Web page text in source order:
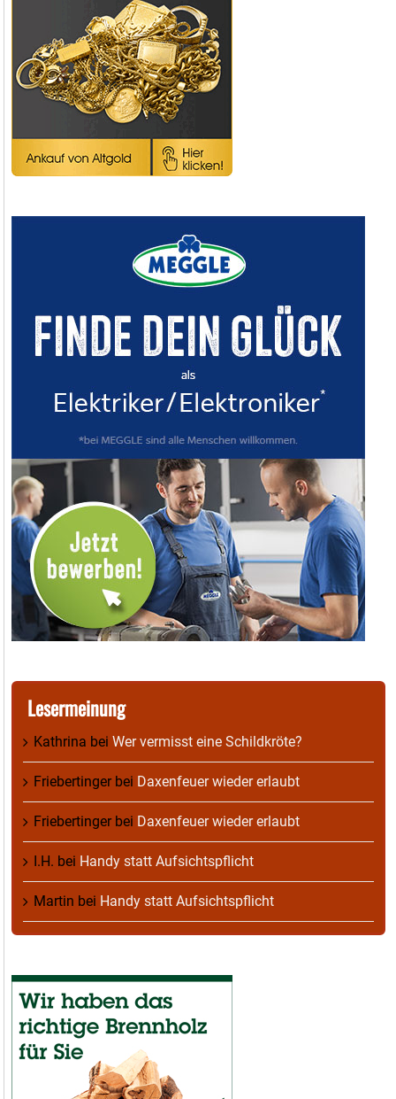
Lesermeinung
Kathrina bei Wer vermisst eine Schildkröte?
Friebertingerbei Daxenfeuer wieder erlaubt
Friebertingerbei Daxenfeuer wieder erlaubt
I.H. bei Handy statt Aufsichtspflicht
Martin bei Handy statt Aufsichtspflicht